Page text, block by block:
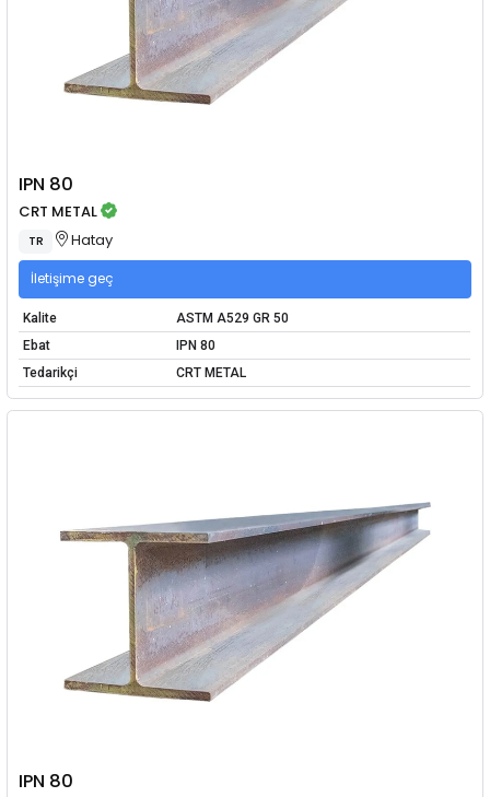
IPN 80
CRT METAL
TR Hatay
İletişime geç
Kalite
ASTM A529 GR 50
Ebat
IPN 80
Tedarikçi
CRT METAL
IPN 80